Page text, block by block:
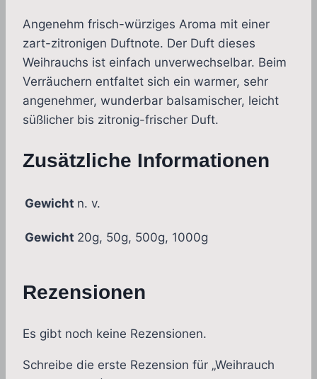
Angenehm frisch-würziges Aroma mit einer
zart-zitronigen Duftnote. Der Duft dieses
Weihrauchs ist einfach unverwechselbar. Beim
Verräuchern entfaltet sich ein warmer, sehr
angenehmer, wunderbar balsamischer, leicht
süßlicher bis zitronig-frischer Duft.
Zusätzliche Informationen
Gewicht n. v.
Gewicht 20g, 50g, 500g, 1000g
Rezensionen
Es gibt noch keine Rezensionen.
Schreibe die erste Rezension für „Weihrauch